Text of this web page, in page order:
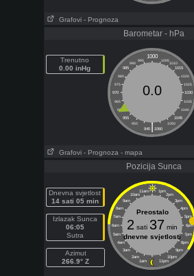
Grafovi - Prognoza
Barometar - hPa
Trenutno
0.00 inHg
1000
995 1005
990
1010
985
1015
980
1020
975
1025
970
1030
965
1035
960
1040
955
1045
950
1050
|
940 1060
0.0
Grafovi - Prognoza - mapa
Pozicija Sunca
Dnevna svjetlost
14 sati 05 min
Izlazak Sunca
06:05
Sutra
Azimut
266.9° Z
11am 1pm
10am 2pm
9am 3pm
8am 4pm
7am 5pm
6am 6pm
5am 7pm
4am 8pm
3am 9pm
2am 10pm
1am 11pm
Preostalo
2 sati 37 min
dnevne svjetlosti